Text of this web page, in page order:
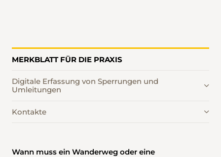
MERKBLATT FÜR DIE PRAXIS
Digitale Erfassung von Sperrungen und
Umleitungen
Kontakte
Wann muss ein Wanderweg oder eine